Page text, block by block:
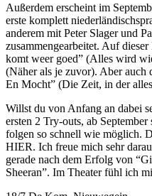
Außerdem erscheint im
erste komplett
anderem mit Peter Slager und
zusammengearbeitet. Auf
komt weer goed” (Alles wird
(Näher als je zuvor). Aber
En Mocht” (Die Zeit, in der
Willst du von Anfang an dabei
ersten 2 Try-outs, ab
folgen so schnell wie möglich.
HIER. Ich freue mich sehr
gerade nach dem Erfolg von
Sheeran”. Im Theater fühl ich